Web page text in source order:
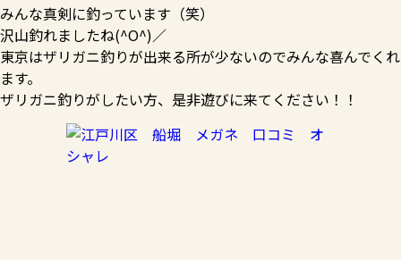
みんな真剣に釣っています（笑）
沢山釣れましたね(^O^)／
東京はザリガニ釣りが出来る所が少ないのでみんな喜んでくれ
ます。
ザリガニ釣りがしたい方、是非遊びに来てください！！